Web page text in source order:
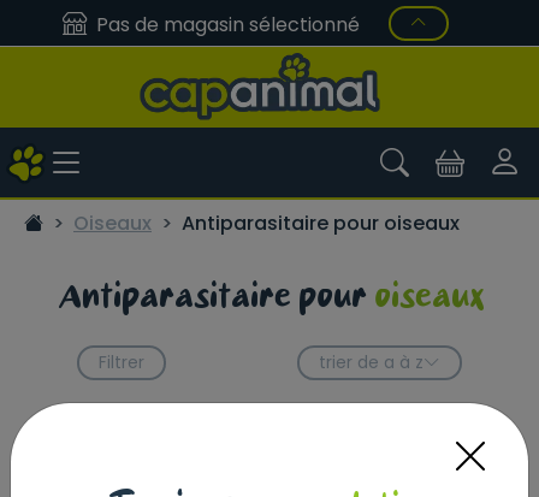
Pas de magasin sélectionné
Oiseaux Antiparasitaire pour oiseaux
Antiparasitaire pour oiseaux
Filtrer trier de a à z